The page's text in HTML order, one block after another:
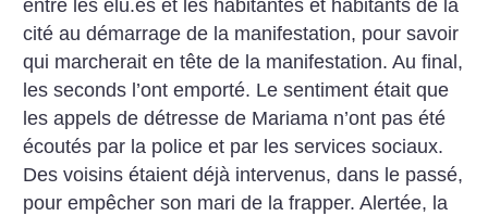
entre les élu.es et les habitantes et habitants de la
cité au démarrage de la manifestation, pour savoir
qui marcherait en tête de la manifestation. Au final,
les seconds l’ont emporté. Le sentiment était que
les appels de détresse de Mariama n’ont pas été
écoutés par la police et par les services sociaux.
Des voisins étaient déjà intervenus, dans le passé,
pour empêcher son mari de la frapper. Alertée, la